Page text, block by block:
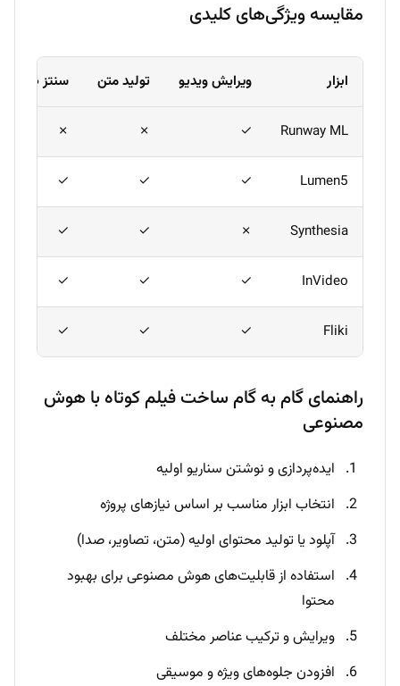
مقایسه ویژگی‌های کلیدی
ابزار ویرایش ویدیو تولید متن سنتز صدا
Runway ML
✓
✗
✗
Lumen5
✓
✓
✓
Synthesia
✗
✓
✓
InVideo
✓
✓
✓
Fliki
✓
✓
✓
راهنمای گام به گام ساخت فیلم کوتاه با هوش
مصنوعی
ایده‌پردازی و نوشتن سناریو اولیه
انتخاب ابزار مناسب بر اساس نیازهای پروژه
آپلود یا تولید محتوای اولیه (متن، تصاویر، صدا)
استفاده از قابلیت‌های هوش مصنوعی برای بهبود
محتوا
ویرایش و ترکیب عناصر مختلف
افزودن جلوه‌های ویژه و موسیقی